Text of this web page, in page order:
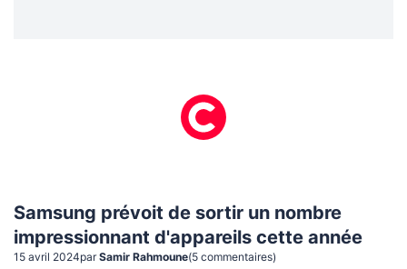
Samsung prévoit de sortir un nombre
impressionnant d'appareils cette année
15 avril 2024par Samir Rahmoune(5 commentaires)